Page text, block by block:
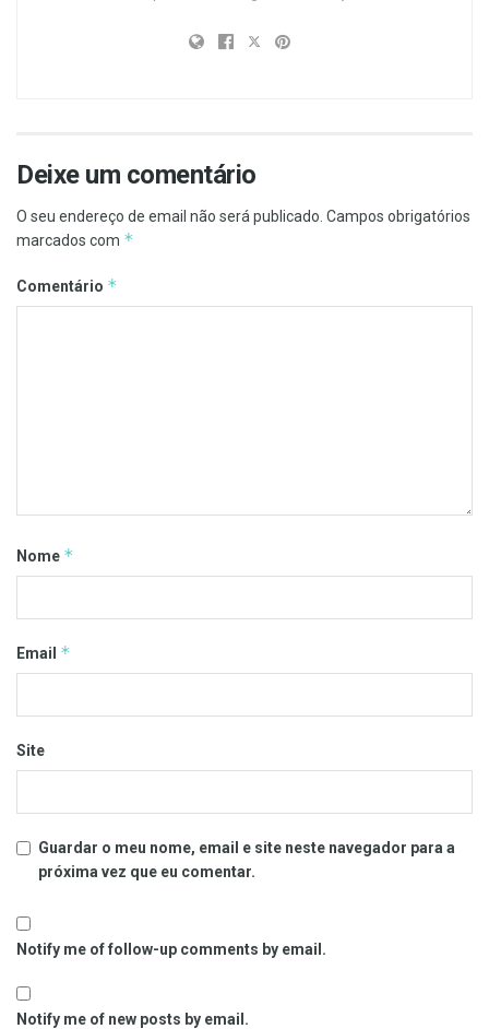
Deixe um comentário
O seu endereço de email não será publicado. Campos obrigatórios
marcados com *
Comentário *
Nome *
Email *
Site
Guardar o meu nome, email e site neste navegador para a
próxima vez que eu comentar.
Notify me of follow-up comments by email.
Notify me of new posts by email.